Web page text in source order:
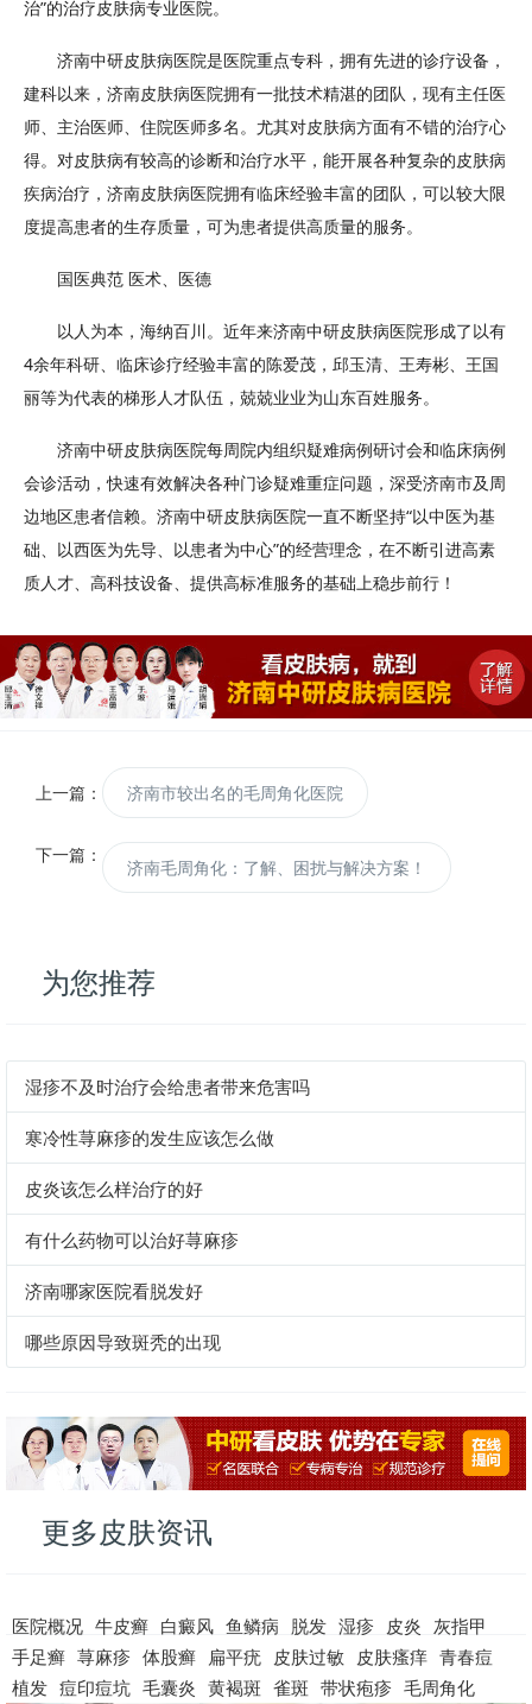
治”的治疗皮肤病专业医院。
济南中研皮肤病医院是医院重点专科，拥有先进的诊疗设备，
建科以来，济南皮肤病医院拥有一批技术精湛的团队，现有主任医
师、主治医师、住院医师多名。尤其对皮肤病方面有不错的治疗心
得。对皮肤病有较高的诊断和治疗水平，能开展各种复杂的皮肤病
疾病治疗，济南皮肤病医院拥有临床经验丰富的团队，可以较大限
度提高患者的生存质量，可为患者提供高质量的服务。
国医典范 医术、医德
以人为本，海纳百川。近年来济南中研皮肤病医院形成了以有
4余年科研、临床诊疗经验丰富的陈爱茂，邱玉清、王寿彬、王国
丽等为代表的梯形人才队伍，兢兢业业为山东百姓服务。
济南中研皮肤病医院每周院内组织疑难病例研讨会和临床病例
会诊活动，快速有效解决各种门诊疑难重症问题，深受济南市及周
边地区患者信赖。济南中研皮肤病医院一直不断坚持“以中医为基
础、以西医为先导、以患者为中心”的经营理念，在不断引进高素
质人才、高科技设备、提供高标准服务的基础上稳步前行！
济南哪个医院看毛周角化好？
毛周角化是一种常见的皮肤问题，给患者带来不少困扰。在济南，有
许多医院可以提供专业的治疗和护理，其中济南中研皮肤病医院是一
毛周角化是一种遗传性皮肤疾病，通常表现为毛囊口周围的皮肤粗
糙、干燥、有角化物堆积，甚至出现瘙痒和疼痛。针对毛周角化的治
疗，济南中研皮肤病医院拥有经验丰富的皮肤科医生和先进的治疗设
包括局部药物治疗、光疗、激光治疗等。医院的专业团队会根据患者
状。
除了治疗外，护理和保养也是毛周角化患者需要重视的部分。济南中
研皮肤病医院的护理团队会为患者提供详细的护理指导，帮助他们正
确护理皮肤，保持皮肤的健康状态。定期的护理和保养可以帮助减轻
毛周角化的症状，改善皮肤质地。
总的来说，济南中研皮肤病医院是一家专业的医疗机构，能够为患有
毛周角化问题的患者提供全面的治疗、护理和保养服务。患者可以放
心就诊，获得有效的帮助，改善皮肤问题，重拾自信。
上一篇： 济南市较出名的毛周角化医院
下一篇：
济南毛周角化：了解、困扰与解决方案！
为您推荐
湿疹不及时治疗会给患者带来危害吗
寒冷性荨麻疹的发生应该怎么做
皮炎该怎么样治疗的好
有什么药物可以治好荨麻疹
济南哪家医院看脱发好
哪些原因导致斑秃的出现
更多皮肤资讯
医院概况 牛皮癣 白癜风 鱼鳞病 脱发 湿疹 皮炎 灰指甲
手足癣 荨麻疹 体股癣 扁平疣 皮肤过敏 皮肤瘙痒 青春痘
植发 痘印痘坑 毛囊炎 黄褐斑 雀斑 带状疱疹 毛周角化